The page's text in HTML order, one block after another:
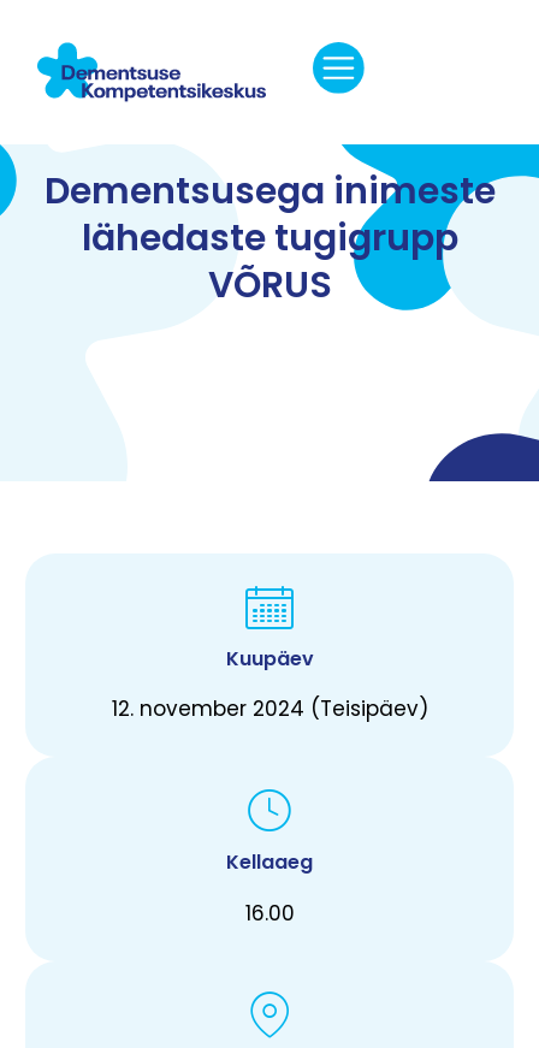
Dementsusega inimeste
lähedaste tugigrupp
VÕRUS
Kuupäev
12. november 2024 (Teisipäev)
Kellaaeg
16.00